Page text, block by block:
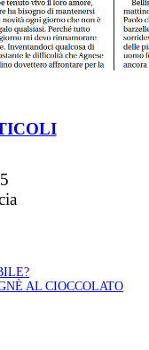
AL CIOCCOLATO